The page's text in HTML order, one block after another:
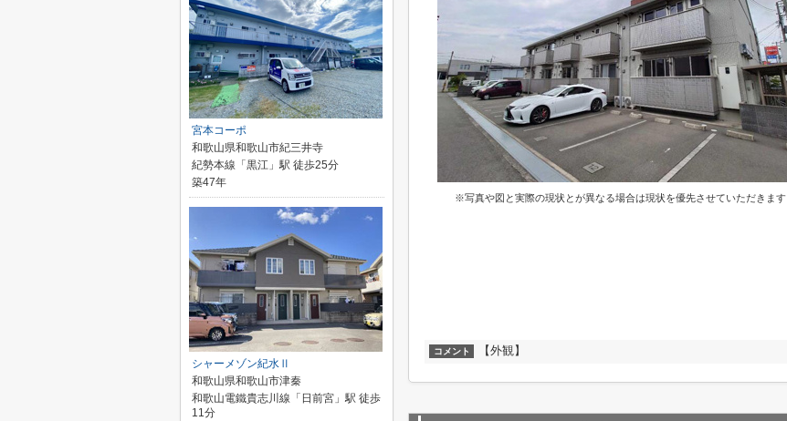
※写真や図と実際の現状とが異なる場合は現状を優先させていただきます
コメント 【外観】
宮本コーポ
和歌山県和歌山市紀三井寺
紀勢本線「黒江」駅 徒歩25分
築47年
シャーメゾン紀水Ⅱ
和歌山県和歌山市津秦
和歌山電鐵貴志川線「日前宮」駅 徒歩
11分